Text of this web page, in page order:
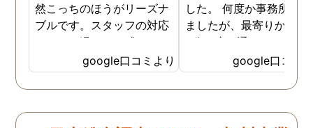
然こっちのほうがリーズナ
ブルです。スタッフの対応
なんかも温かみを感じま
す。はじめからこちらにす
ればよかったです😢 …
google口コミより
した。 何度か事務所に
ましたが、最寄りから徒
3分程度で通いやすかっ
google口コミ